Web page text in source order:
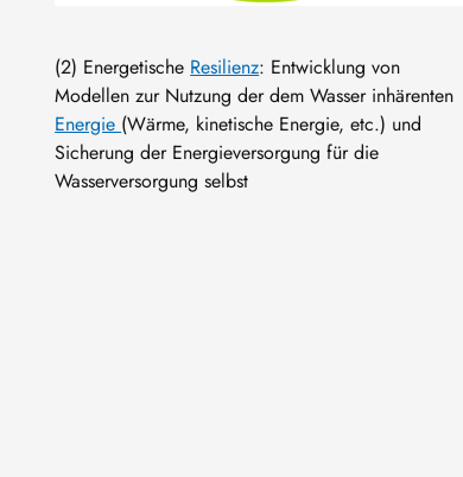
(2) Energetische Resilienz: Entwicklung von
Modellen zur Nutzung der dem Wasser inhärenten
Energie (Wärme, kinetische Energie, etc.) und
Sicherung der Energieversorgung für die
Wasserversorgung selbst